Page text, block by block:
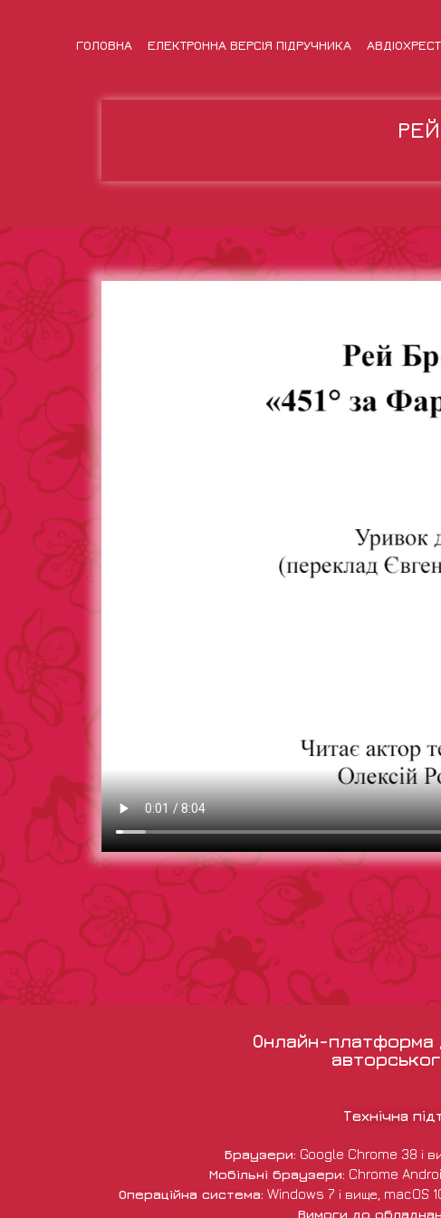
ГОЛОВНА ЕЛЕКТРОННА ВЕРСІЯ ПІДРУЧНИКА
Онлайн-платформа
Технічна
Браузери: Google Chrome 38 і
Мобільні браузери: Chrome
Операційна система: Windows 7 і вище, macOS
Вимоги до